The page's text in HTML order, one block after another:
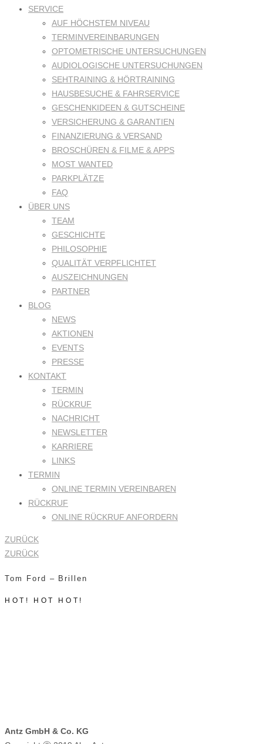
SERVICE
AUF HÖCHSTEM NIVEAU
TERMINVEREINBARUNGEN
OPTOMETRISCHE UNTERSUCHUNGEN
AUDIOLOGISCHE UNTERSUCHUNGEN
SEHTRAINING & HÖRTRAINING
HAUSBESUCHE & FAHRSERVICE
GESCHENKIDEEN & GUTSCHEINE
VERSICHERUNG & GARANTIEN
FINANZIERUNG & VERSAND
BROSCHÜREN & FILME & APPS
MOST WANTED
PARKPLÄTZE
FAQ
ÜBER UNS
TEAM
GESCHICHTE
PHILOSOPHIE
QUALITÄT VERPFLICHTET
AUSZEICHNUNGEN
PARTNER
BLOG
NEWS
AKTIONEN
EVENTS
PRESSE
KONTAKT
TERMIN
RÜCKRUF
NACHRICHT
NEWSLETTER
KARRIERE
LINKS
TERMIN
ONLINE TERMIN VEREINBAREN
RÜCKRUF
ONLINE RÜCKRUF ANFORDERN
ZURÜCK
ZURÜCK
Tom Ford – Brillen
HOT! HOT HOT!
Antz GmbH & Co. KG